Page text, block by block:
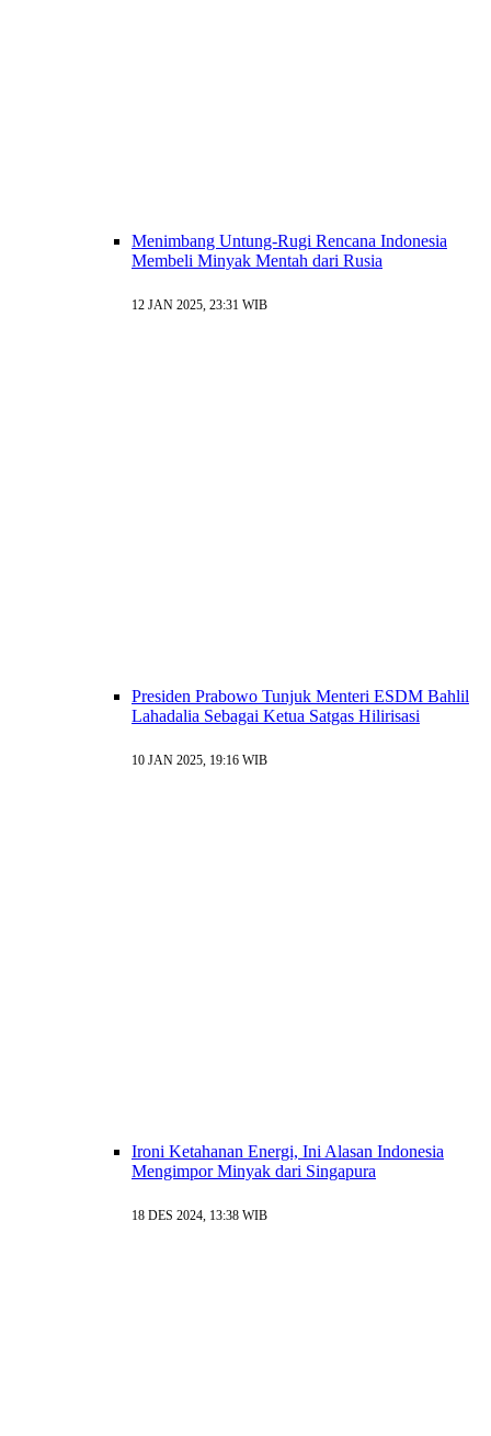
Menimbang Untung-Rugi Rencana Indonesia
Membeli Minyak Mentah dari Rusia
12 JAN 2025, 23:31 WIB
Presiden Prabowo Tunjuk Menteri ESDM Bahlil
Lahadalia Sebagai Ketua Satgas Hilirisasi
10 JAN 2025, 19:16 WIB
Ironi Ketahanan Energi, Ini Alasan Indonesia
Mengimpor Minyak dari Singapura
18 DES 2024, 13:38 WIB